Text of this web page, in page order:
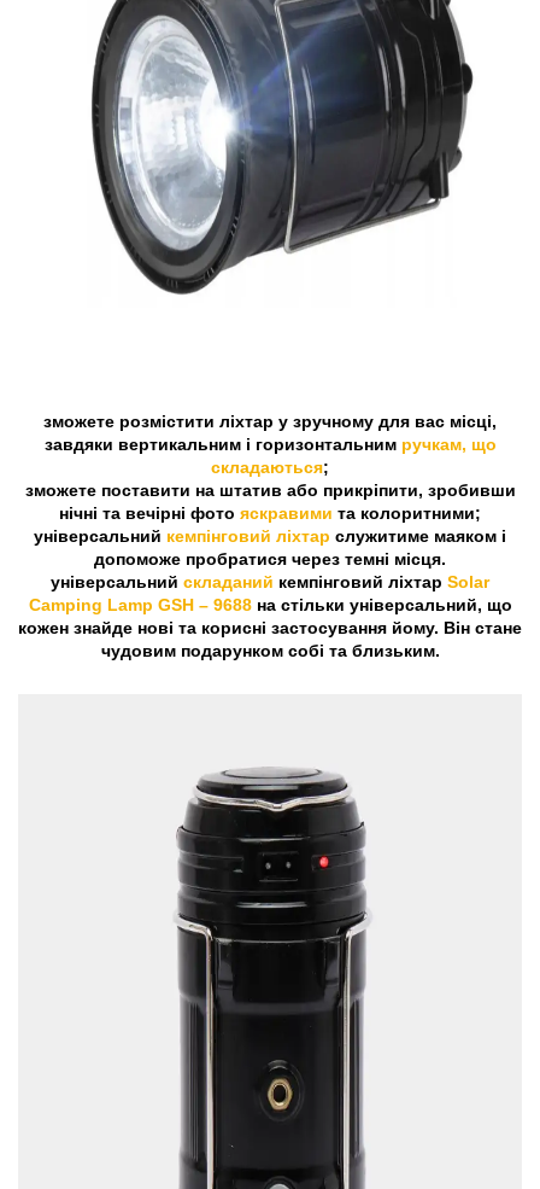
зможете розмістити ліхтар у зручному для вас місці,
завдяки вертикальним і горизонтальнимручкам, що
складаються;
зможете поставити на штатив або прикріпити, зробивши
нічні та вечірні фото яскравими та колоритними;
універсальний кемпінговий ліхтар служитиме маяком і
допоможе пробратися через темні місця.
універсальний складаний кемпінговий ліхтар Solar
Camping Lamp GSH – 9688на стільки універсальний, що
кожен знайде нові та корисні застосування йому. Він стане
чудовим подарунком собі та близьким.